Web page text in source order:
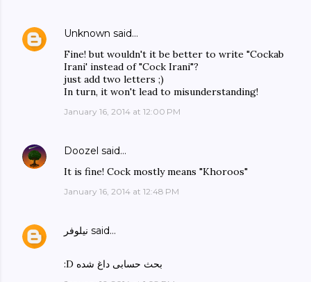
Unknown said…
Fine! but wouldn't it be better to write "Cockab
Irani' instead of "Cock Irani"?
just add two letters ;)
In turn, it won't lead to misunderstanding!
January 16, 2014 at 12:00 PM
Doozel said…
It is fine! Cock mostly means "Khoroos"
January 16, 2014 at 12:48 PM
نیلوفر said…
:D بحث حسابی داغ شده